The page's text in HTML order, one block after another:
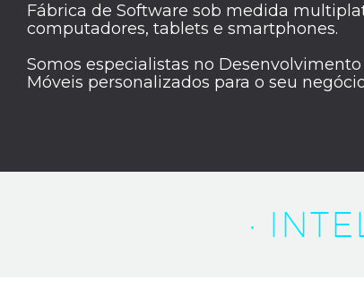
Fábrica de Software sob medida
computadores, tablets e smartphones.
Somos especialistas no
Móveis personalizados para o seu
·